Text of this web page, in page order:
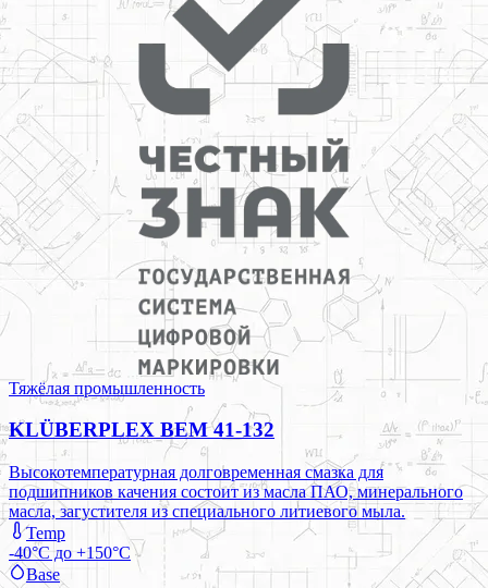
Тяжёлая промышленность
KLÜBERPLEX BEM 41-132
Высокотемпературная долговременная смазка для
подшипников качения состоит из масла ПАО, минерального
масла, загустителя из специального литиевого мыла.
Temp
-40°C до +150°C
Base